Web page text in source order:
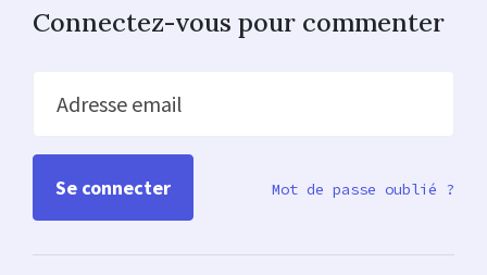
Connectez-vous pour commenter
Adresse email
Mot de passe oublié ?